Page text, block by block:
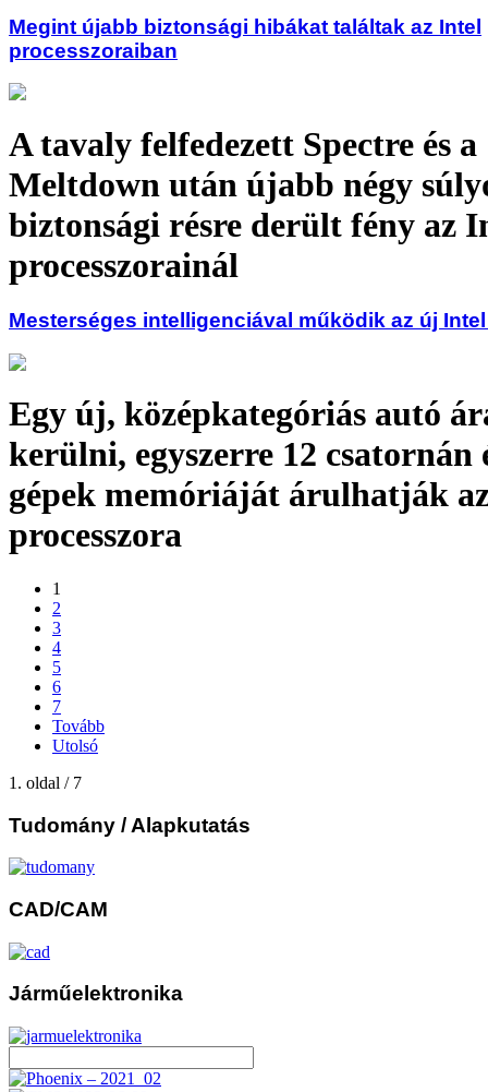
Megint újabb biztonsági hibákat találtak az Intel
processzoraiban
A tavaly felfedezett Spectre és a
Meltdown után újabb négy
biztonsági résre derült fény az
processzorainál
Mesterséges intelligenciával működik az új
Egy új, középkategóriás autó
kerülni, egyszerre 12 csatornán
gépek memóriáját árulhatják
processzora
1
2
3
4
5
6
7
Tovább
Utolsó
1. oldal / 7
Tudomány / Alapkutatás
CAD/CAM
Járműelektronika